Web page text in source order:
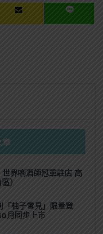
章
界唎酒師冠軍駐店 高
）
柚子雪見」限量登
月同步上市